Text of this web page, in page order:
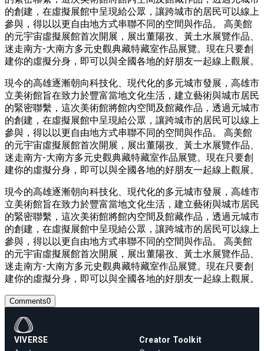
的創建，在虛擬展館中呈現給公眾，讓跨城市的居民可以線上
參與，得以以更自由地方式串聯不同的空間與作品。 高美館
的元宇宙虛擬展館首次開展，展出董陽孜、黃土水展覽作品、
迷走南方-大南方多元史觀典藏特藏室作品展覽。現在只要創
建你的虛擬分身，即可以與全國各地的好朋友一起線上觀展。
現今的高雄逐漸朝向科技化、現代化的多元城市發展，高雄市
立美術館旨在致力於豐富當地文化生活，建立藝術與城市居民
的緊密聯繫，這次美術館將館內空間及館藏作品，透過元城市
的創建，在虛擬展館中呈現給公眾，讓跨城市的居民可以線上
參與，得以以更自由地方式串聯不同的空間與作品。 高美館
的元宇宙虛擬展館首次開展，展出董陽孜、黃土水展覽作品、
迷走南方-大南方多元史觀典藏特藏室作品展覽。現在只要創
建你的虛擬分身，即可以與全國各地的好朋友一起線上觀展。
現今的高雄逐漸朝向科技化、現代化的多元城市發展，高雄市
立美術館旨在致力於豐富當地文化生活，建立藝術與城市居民
的緊密聯繫，這次美術館將館內空間及館藏作品，透過元城市
的創建，在虛擬展館中呈現給公眾，讓跨城市的居民可以線上
參與，得以以更自由地方式串聯不同的空間與作品。 高美館
的元宇宙虛擬展館首次開展，展出董陽孜、黃土水展覽作品、
迷走南方-大南方多元史觀典藏特藏室作品展覽。現在只要創
建你的虛擬分身，即可以與全國各地的好朋友一起線上觀展。
Comments0
VIVERSE
Creator Toolkit